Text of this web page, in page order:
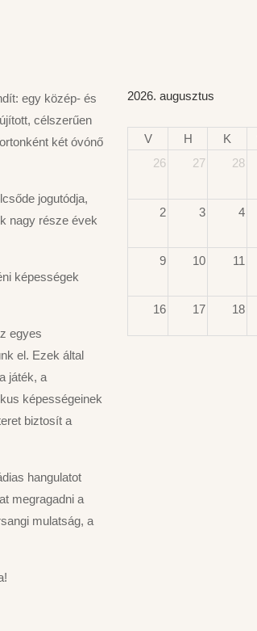
egy közép- és
célszerűen
két óvónő
jogutódja,
nagy része évek
képességek
egyes
el. Ezek által
játék, a
képességeinek
biztosít a
hangulatot
megragadni a
mulatság, a
2026. augusztus
V H K
26
27 28
2 3 4
9 10 11
16 17 18